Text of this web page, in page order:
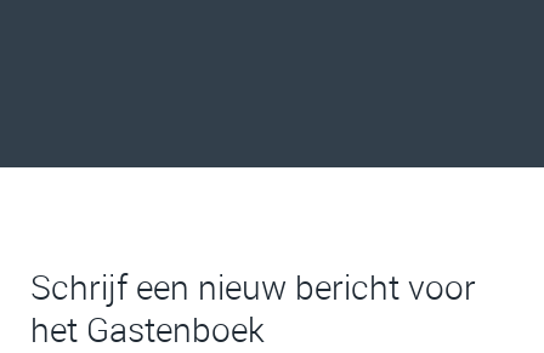
Schrijf een nieuw bericht voor
het Gastenboek